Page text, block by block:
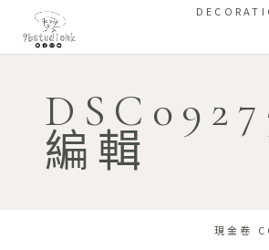
現金卷
編輯